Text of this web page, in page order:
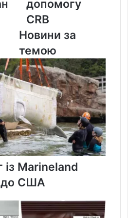
CRB
допомогу
CRB
Новини за
темою
із Marineland
до США